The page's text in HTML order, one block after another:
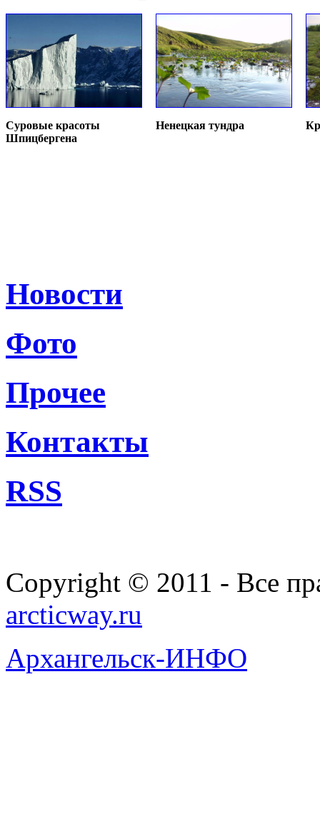
Суровые красоты
Шпицбергена
Ненецкая тундра
Новости
Фото
Прочее
Контакты
RSS
Copyright © 2011 - Все
arcticway.ru
Архангельск-ИНФО